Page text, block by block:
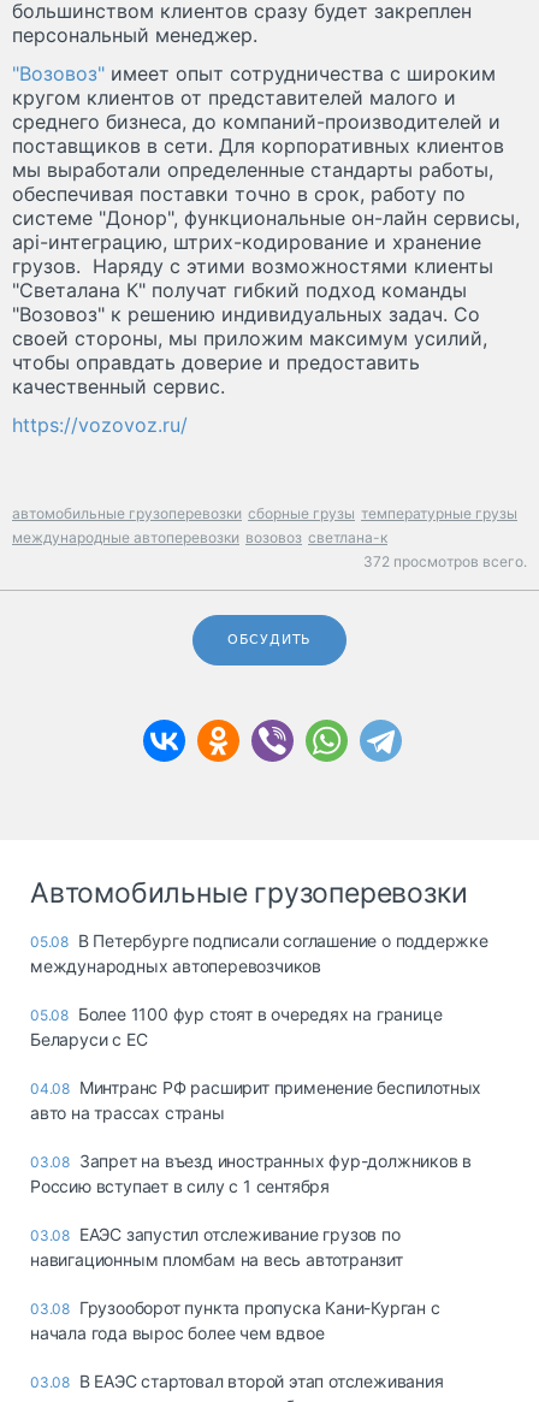
большинством клиентов сразу будет закреплен
персональный менеджер.
"Возовоз" имеет опыт сотрудничества с широким
кругом клиентов от представителей малого и
среднего бизнеса, до компаний-производителей и
поставщиков в сети. Для корпоративных клиентов
мы выработали определенные стандарты работы,
обеспечивая поставки точно в срок, работу по
системе "Донор", функциональные он-лайн сервисы,
api-интеграцию, штрих-кодирование и хранение
грузов. Наряду с этими возможностями клиенты
"Светалана К" получат гибкий подход команды
"Возовоз" к решению индивидуальных задач. Со
своей стороны, мы приложим максимум усилий,
чтобы оправдать доверие и предоставить
качественный сервис.
https://vozovoz.ru/
автомобильные грузоперевозки сборные грузы температурные грузы
международные автоперевозки возовоз светлана-к
372 просмотров всего.
ОБСУДИТЬ
Автомобильные грузоперевозки
05.08 В Петербурге подписали соглашение о поддержке
международных автоперевозчиков
05.08 Более 1100 фур стоят в очередях на границе
Беларуси с ЕС
04.08 Минтранс РФ расширит применение беспилотных
авто на трассах страны
03.08 Запрет на въезд иностранных фур-должников в
Россию вступает в силу с 1 сентября
03.08 ЕАЭС запустил отслеживание грузов по
навигационным пломбам на весь автотранзит
03.08 Грузооборот пункта пропуска Кани-Курган с
начала года вырос более чем вдвое
03.08 В ЕАЭС стартовал второй этап отслеживания